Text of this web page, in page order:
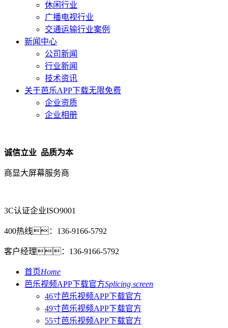
休闲行业
广播电视行业
交通运输行业案例
新闻中心
公司新闻
行业新闻
技术资讯
关于芭乐APP下载无限免费
企业资质
企业相册
诚信立业 品质为本
商显大屏幕服务商
3C认证企业ISO9001
400热线： 136-9166-5792
客户经理： 136-9166-5792
首页Home
芭乐视频APP下载官方Splicing screen
46寸芭乐视频APP下载官方
49寸芭乐视频APP下载官方
55寸芭乐视频APP下载官方